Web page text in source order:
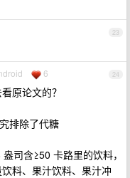
23
24
6
原论文的？
排除了代糖
司含≥50 卡路里的饮料，
料、果汁饮料、果汁冲